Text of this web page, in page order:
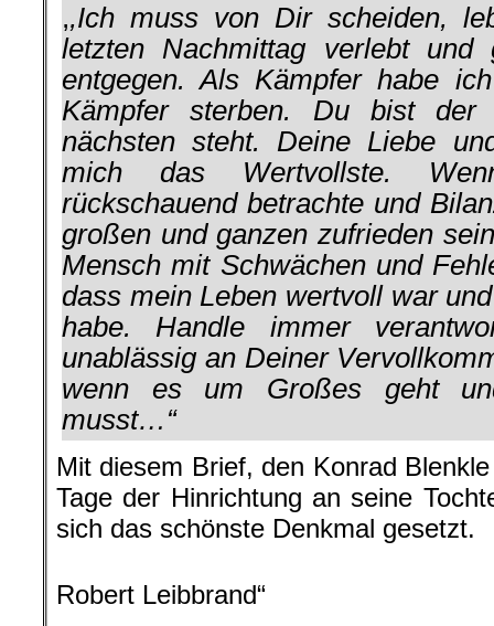
,,Ich muss von Dir scheiden,
letzten Nachmittag verlebt
entgegen. Als Kämpfer habe
Kämpfer sterben. Du bist
nächsten steht. Deine Liebe
mich das Wertvollste.
rückschauend betrachte und
großen und ganzen zufrieden
Mensch mit Schwächen und
dass mein Leben wertvoll war
habe. Handle immer
unablässig an Deiner
wenn es um Großes geht
musst…“
Mit diesem Brief, den Konrad
Tage der Hinrichtung an seine
sich das schönste Denkmal gesetzt.
Robert Leibbrand“